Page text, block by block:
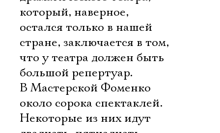
который, наверное,
остался только в нашей
стране, заключается в том,
что у театра должен быть
большой репертуар.
В Мастерской Фоменко
около сорока спектаклей.
Некоторые из них идут